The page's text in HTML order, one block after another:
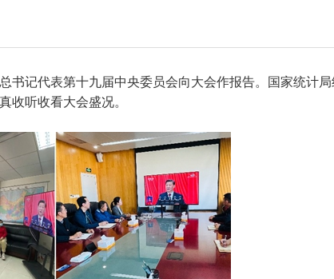
书记代表第十九届中央委员会向大会作报告。国家统计
收听收看大会盛况。